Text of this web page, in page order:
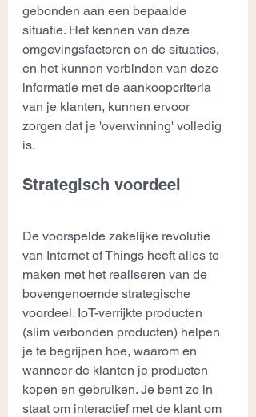
gebonden aan een bepaalde
situatie. Het kennen van deze
omgevingsfactoren en de situaties,
en het kunnen verbinden van deze
informatie met de aankoopcriteria
van je klanten, kunnen ervoor
zorgen dat je 'overwinning' volledig
is.
Strategisch voordeel
De voorspelde zakelijke revolutie
van Internet of Things heeft alles te
maken met het realiseren van de
bovengenoemde strategische
voordeel. IoT-verrijkte producten
(slim verbonden producten) helpen
je te begrijpen hoe, waarom en
wanneer de klanten je producten
kopen en gebruiken. Je bent zo in
staat om interactief met de klant om